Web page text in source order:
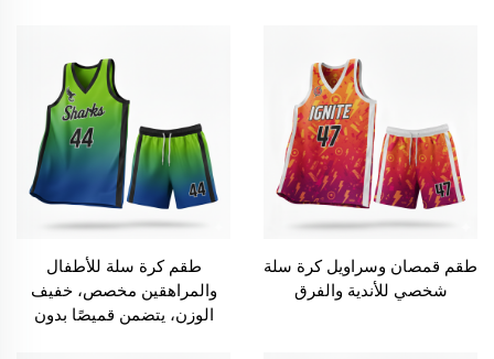
طقم قمصان وسراويل كرة سلة
شخصي للأندية والفرق
طقم كرة سلة للأطفال
والمراهقين مخصص، خفيف
الوزن، يتضمن قميصًا بدون